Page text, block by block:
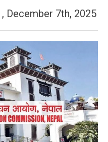
, December 7th, 2025